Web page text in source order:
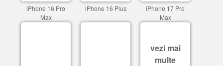
iPhone 16 Pro
Max
iPhone 16 Plus
iPhone 17 Pro
Max
vezi mai
multe